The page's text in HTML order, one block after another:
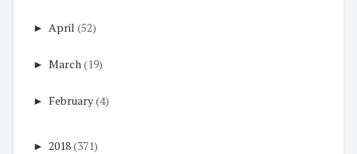
► April (52)
► March(19)
► February(4)
► 2018(371)